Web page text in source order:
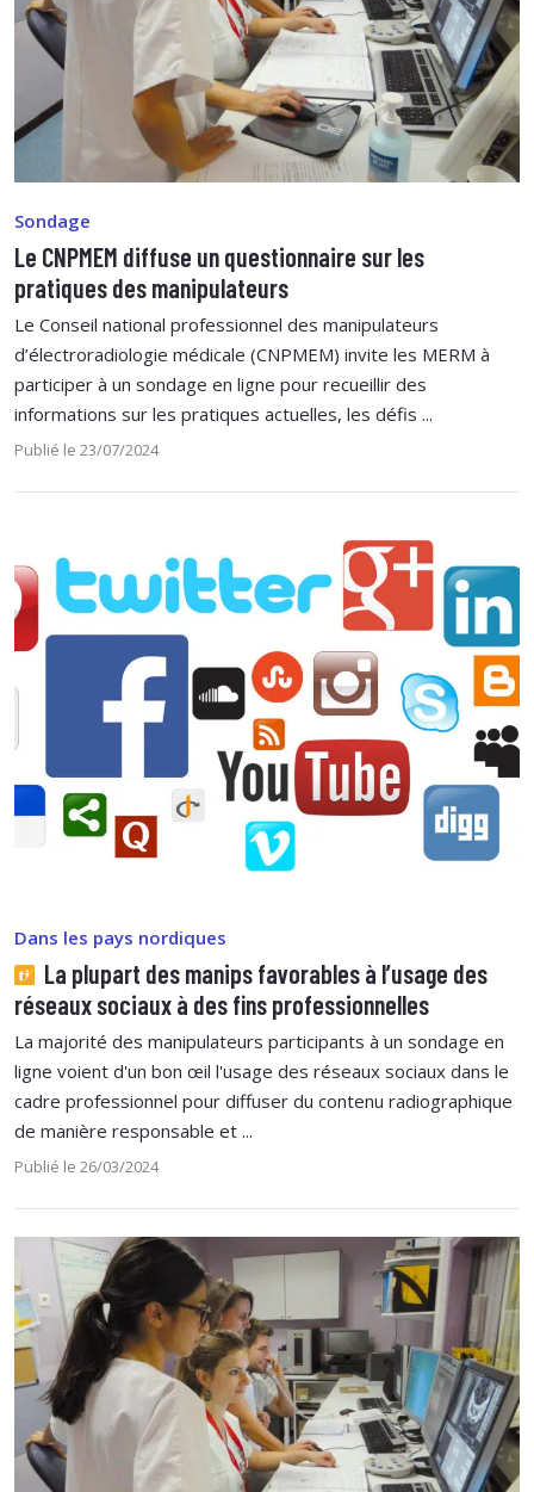
Sondage
Le CNPMEM diffuse un questionnaire sur les
pratiques des manipulateurs
Le Conseil national professionnel des manipulateurs
d’électroradiologie médicale (CNPMEM) invite les MERM à
participer à un sondage en ligne pour recueillir des
informations sur les pratiques actuelles, les défis ...
Publié le 23/07/2024
Dans les pays nordiques
La plupart des manips favorables à l’usage des
réseaux sociaux à des fins professionnelles
La majorité des manipulateurs participants à un sondage en
ligne voient d'un bon œil l'usage des réseaux sociaux dans le
cadre professionnel pour diffuser du contenu radiographique
de manière responsable et ...
Publié le 26/03/2024